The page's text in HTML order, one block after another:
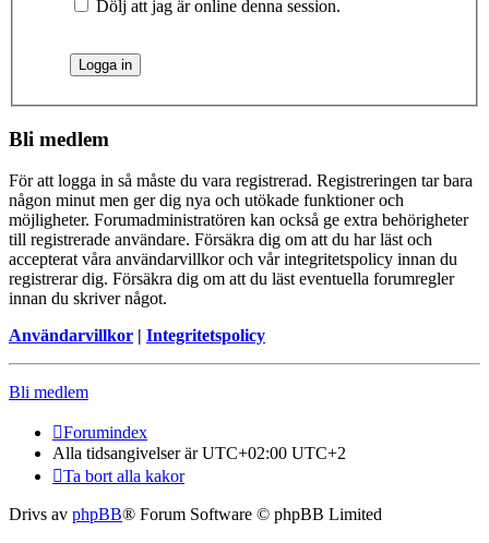
Dölj att jag är online denna session.
Bli medlem
För att logga in så måste du vara registrerad. Registreringen tar bara
någon minut men ger dig nya och utökade funktioner och
möjligheter. Forumadministratören kan också ge extra behörigheter
till registrerade användare. Försäkra dig om att du har läst och
accepterat våra användarvillkor och vår integritetspolicy innan du
registrerar dig. Försäkra dig om att du läst eventuella forumregler
innan du skriver något.
Användarvillkor | Integritetspolicy
Bli medlem
Forumindex
Alla tidsangivelser är UTC+02:00 UTC+2
Ta bort alla kakor
Drivs av phpBB® Forum Software © phpBB Limited